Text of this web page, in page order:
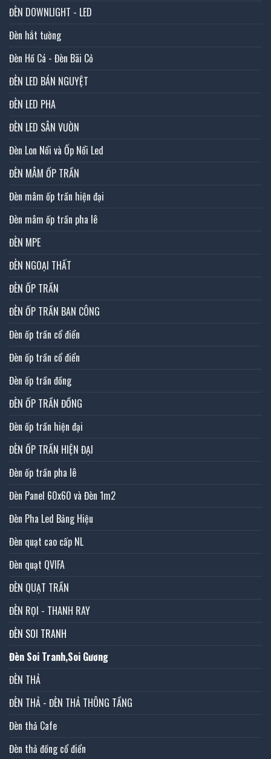
ĐÈN DOWNLIGHT - LED
Đèn hắt tường
Đèn Hồ Cá - Đèn Bãi Cỏ
ĐÈN LED BÁN NGUYỆT
ĐÈN LED PHA
ĐÈN LED SÂN VƯỜN
Đèn Lon Nổi và Ốp Nổi Led
ĐÈN MÂM ỐP TRẦN
Đèn mâm ốp trần hiện đại
Đèn mâm ốp trần pha lê
ĐÈN MPE
ĐÈN NGOẠI THẤT
ĐÈN ỐP TRẦN
ĐÈN ỐP TRẦN BAN CÔNG
Đèn ốp trần cổ điển
Đèn ốp trần cổ điển
Đèn ốp trần đồng
ĐÈN ỐP TRẦN ĐỒNG
Đèn ốp trần hiện đại
ĐÈN ỐP TRẦN HIỆN ĐẠI
Đèn ốp trần pha lê
Đèn Panel 60x60 và Đèn 1m2
Đèn Pha Led Bảng Hiệu
Đèn quạt cao cấp NL
Đèn quạt QVIFA
ĐÈN QUẠT TRẦN
ĐÈN RỌI - THANH RAY
ĐÈN SOI TRANH
Đèn Soi Tranh,Soi Gương
ĐÈN THẢ
ĐÈN THẢ - ĐÈN THẢ THÔNG TẦNG
Đèn thả Cafe
Đèn thả đồng cổ điển